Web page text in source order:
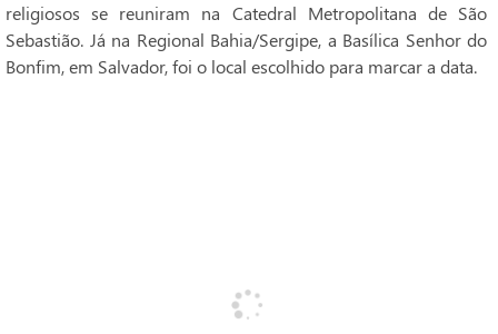
religiosos se reuniram na Catedral Metropolitana de São
Sebastião. Já na Regional Bahia/Sergipe, a Basílica Senhor do
Bonfim, em Salvador, foi o local escolhido para marcar a data.